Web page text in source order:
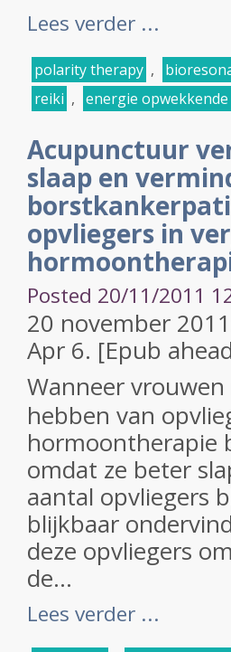
Lees verder ...
polarity therapy ,
reiki , energie
Acupunctuur
slaap en
opvliegers in
Posted 20/11/2011
20 november
Apr 6. [Epub
Wanneer
hebben van
hormoontherapie
omdat ze beter
aantal opvliegers
blijkbaar
deze opvliegers
de...
Lees verder ...